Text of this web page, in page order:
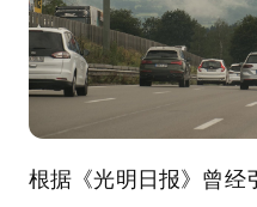
根据《光明日报》曾经